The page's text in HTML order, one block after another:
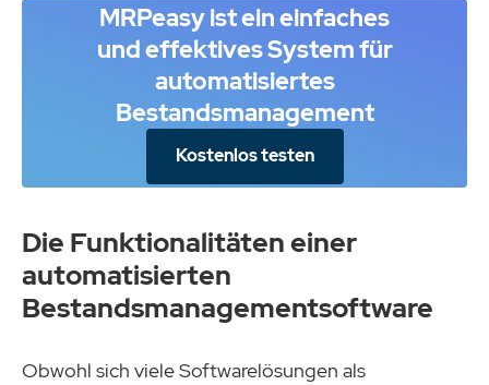
MRPeasy ist ein einfaches
und effektives System für
automatisiertes
Bestandsmanagement
Kostenlos testen
Die Funktionalitäten einer
automatisierten
Bestandsmanagementsoftware
Obwohl sich viele Softwarelösungen als